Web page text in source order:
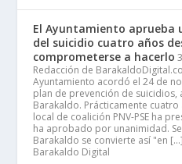
El Ayuntamiento aprueba
del suicidio cuatro años
comprometerse a hacerlo
Redacción de
Ayuntamiento acordó el 24 de
plan de prevención de suicidios,
Barakaldo. Prácticamente
local de coalición PNV-PSE ha
ha aprobado por unanimidad.
Barakaldo se convierte así "en […]
Barakaldo Digital